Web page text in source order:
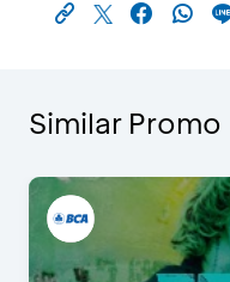
Similar Promo